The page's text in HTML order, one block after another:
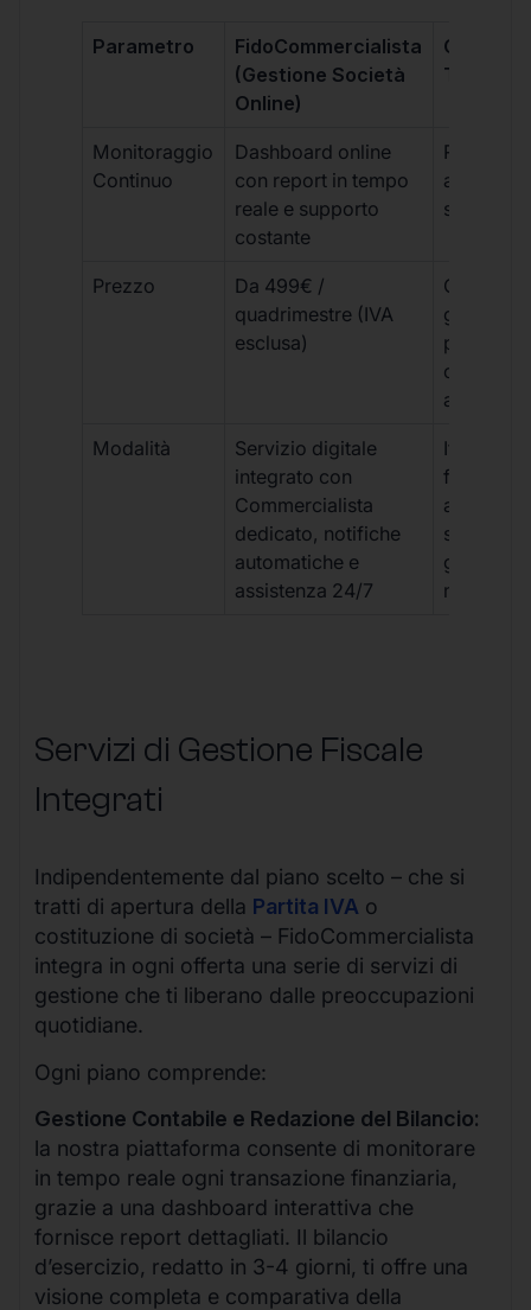
Parametro
FidoCommercialista
(Gestione Società
Online)
Monitoraggio
Continuo
Dashboard online
con report in tempo
reale e supporto
costante
Report
sporadici
Prezzo
Da 499€ /
quadrimestre (IVA
esclusa)
Costi
più
ogni
Modalità
Servizio digitale
integrato con
Commercialista
dedicato, notifiche
automatiche e
assistenza 24/7
Iter
studio e
gestione
manuale
Servizi di Gestione Fiscale
Integrati
Indipendentemente dal piano scelto – che si
tratti di apertura della Partita IVA o
costituzione di società – FidoCommercialista
integra in ogni offerta una serie di servizi di
gestione che ti liberano dalle preoccupazioni
quotidiane.
Ogni piano comprende:
Gestione Contabile e Redazione del Bilancio:
la nostra piattaforma consente di monitorare
in tempo reale ogni transazione finanziaria,
grazie a una dashboard interattiva che
fornisce report dettagliati. Il bilancio
d’esercizio, redatto in 3-4 giorni, ti offre una
visione completa e comparativa della